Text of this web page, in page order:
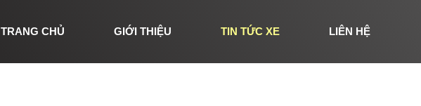
TRANG CHỦ GIỚI THIỆU TIN TỨC XE LIÊN HỆ